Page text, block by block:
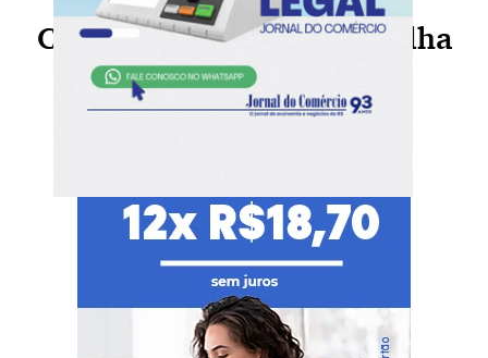
Continue sua leitura, escolha
seu plano agora!
Já é nosso assinante?Faça login